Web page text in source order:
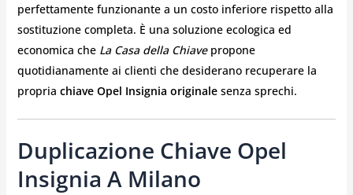
perfettamente funzionante a un costo inferiore rispetto alla
sostituzione completa. È una soluzione ecologica ed
economica che La Casa della Chiavepropone
quotidianamente ai clienti che desiderano recuperare la
propria chiave Opel Insignia originalesenza sprechi.
Duplicazione Chiave Opel
Insignia A Milano